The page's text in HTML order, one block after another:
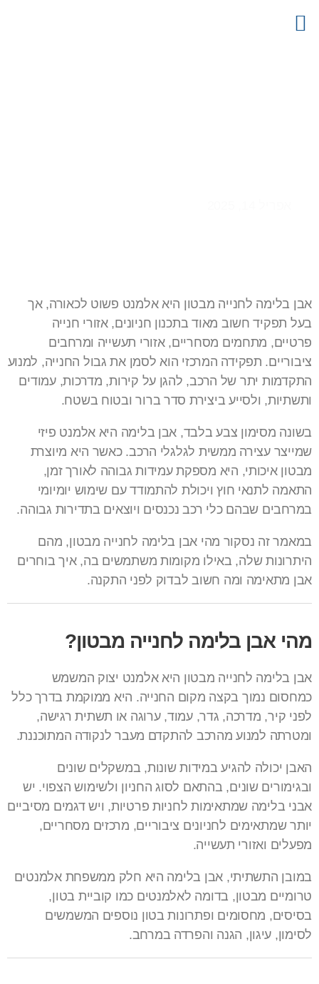
אבן בלימה לחנייה מבטון היא אלמנט פשוט לכאורה, אך
בעל תפקיד חשוב מאוד בתכנון חניונים, אזורי חנייה
פרטיים, מתחמים מסחריים, אזורי תעשייה ומרחבים
ציבוריים. תפקידה המרכזי הוא לסמן את גבול החנייה, למנוע
התקדמות יתר של הרכב, להגן על קירות, מדרכות, עמודים
ותשתיות, ולסייע ביצירת סדר ברור ובטוח בשטח.
בשונה מסימון צבע בלבד, אבן בלימה היא אלמנט פיזי
שמייצר עצירה ממשית לגלגלי הרכב. כאשר היא מיוצרת
מבטון איכותי, היא מספקת עמידות גבוהה לאורך זמן,
התאמה לתנאי חוץ ויכולת להתמודד עם שימוש יומיומי
במרחבים שבהם כלי רכב נכנסים ויוצאים בתדירות גבוהה.
במאמר זה נסקור מהי אבן בלימה לחנייה מבטון, מהם
היתרונות שלה, באילו מקומות משתמשים בה, איך בוחרים
אבן מתאימה ומה חשוב לבדוק לפני התקנה.
מהי אבן בלימה לחנייה מבטון?
אבן בלימה לחנייה מבטון היא אלמנט יצוק המשמש
כמחסום נמוך בקצה מקום החנייה. היא ממוקמת בדרך כלל
לפני קיר, מדרכה, גדר, עמוד, ערוגה או תשתית רגישה,
ומטרתה למנוע מהרכב להתקדם מעבר לנקודה המתוכננת.
האבן יכולה להגיע במידות שונות, במשקלים שונים
ובגימורים שונים, בהתאם לסוג החניון ולשימוש הצפוי. יש
אבני בלימה שמתאימות לחניות פרטיות, ויש דגמים מסיביים
יותר שמתאימים לחניונים ציבוריים, מרכזים מסחריים,
מפעלים ואזורי תעשייה.
במובן התשתיתי, אבן בלימה היא חלק ממשפחת אלמנטים
טרומיים מבטון, בדומה לאלמנטים כמו קוביית בטון,
בסיסים, מחסומים ופתרונות בטון נוספים המשמשים
לסימון, עיגון, הגנה והפרדה במרחב.